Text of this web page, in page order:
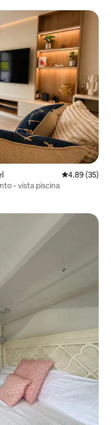
huéspedes
Calificación
4.89 (35)
- vista piscina
huéspedes